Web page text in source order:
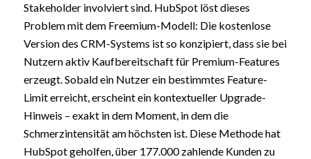
Stakeholder involviert sind. HubSpot löst dieses
Problem mit dem Freemium-Modell: Die kostenlose
Version des CRM-Systems ist so konzipiert, dass sie bei
Nutzern aktiv Kaufbereitschaft für Premium-Features
erzeugt. Sobald ein Nutzer ein bestimmtes Feature-
Limit erreicht, erscheint ein kontextueller Upgrade-
Hinweis – exakt in dem Moment, in dem die
Schmerzintensität am höchsten ist. Diese Methode hat
HubSpot geholfen, über 177.000 zahlende Kunden zu